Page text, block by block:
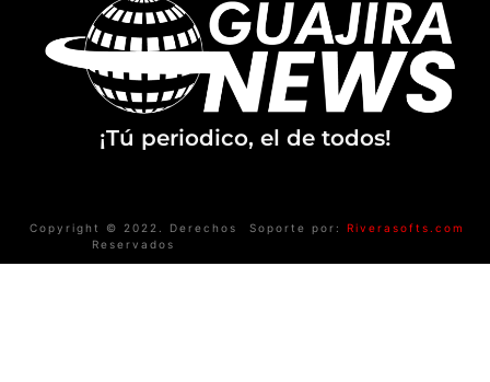
¡Tú periodico, el de todos!
Copyright © 2022. Derechos
Reservados
Soporte por: Riverasofts.com